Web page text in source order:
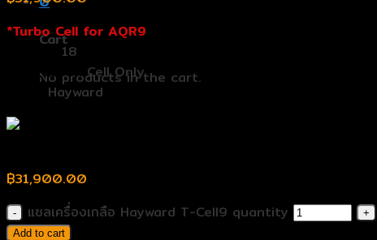
Cart
No products in the cart.
*Turbo Cell for AQR9
18
ชนิด (Type):Cell Only
Hayward
฿31,900.00
แซลเครื่องเกลือ Hayward T-Cell9 quantity
Add to cart